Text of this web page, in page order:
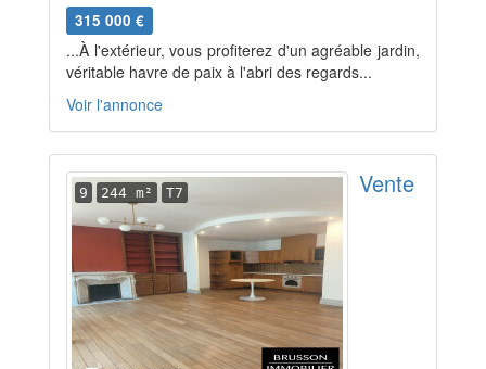
315 000 €
...À l'extérieur, vous profiterez d'un agréable jardin,
véritable havre de paix à l'abri des regards...
Voir l'annonce
9 244 m² T7 Vente